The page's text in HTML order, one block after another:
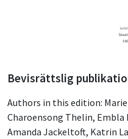
Bevisrättslig
Authors in this edition:
Charoensong Thelin, Embla
Amanda Jackeltoft, Katrin